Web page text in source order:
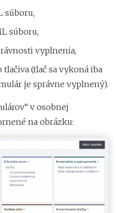
súboru,
súboru,
vyplnenia,
(tlač sa vykoná iba
je správne vyplnený).
v osobnej
na obrázku: